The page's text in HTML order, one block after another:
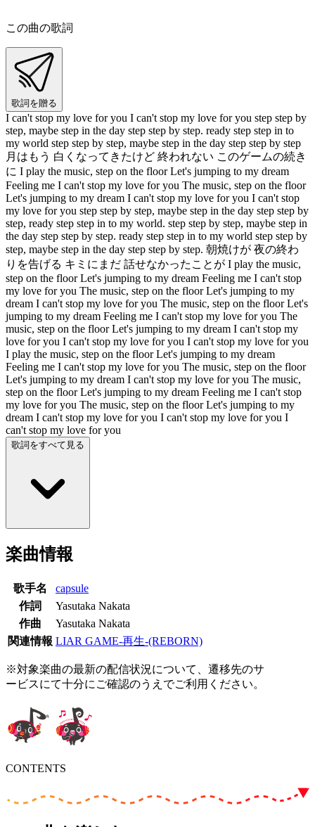
この曲の歌詞
歌詞を贈る
I can't stop my love for you I can't stop my love for you step step by
step, maybe step in the day step step by step. ready step step in to
my world step step by step, maybe step in the day step step by step
月はもう 白くなってきたけど 終われない このゲームの続き
に I play the music, step on the floor Let's jumping to my dream
Feeling me I can't stop my love for you The music, step on the floor
Let's jumping to my dream I can't stop my love for you I can't stop
my love for you step step by step, maybe step in the day step step by
step, ready step step in to my world. step step by step, maybe step in
the day step step by step. ready step step in to my world step step by
step, maybe step in the day step step by step. 朝焼けが 夜の終わ
りを告げる キミにまだ 話せなかったことが I play the music,
step on the floor Let's jumping to my dream Feeling me I can't stop
my love for you The music, step on the floor Let's jumping to my
dream I can't stop my love for you The music, step on the floor Let's
jumping to my dream Feeling me I can't stop my love for you The
music, step on the floor Let's jumping to my dream I can't stop my
love for you I can't stop my love for you I can't stop my love for you
I play the music, step on the floor Let's jumping to my dream
Feeling me I can't stop my love for you The music, step on the floor
Let's jumping to my dream I can't stop my love for you The music,
step on the floor Let's jumping to my dream Feeling me I can't stop
my love for you The music, step on the floor Let's jumping to my
dream I can't stop my love for you I can't stop my love for you I
can't stop my love for you
歌詞をすべて見る
楽曲情報
歌手名
capsule
作詞
Yasutaka Nakata
作曲
Yasutaka Nakata
関連情報 LIAR GAME-再生-(REBORN)
※対象楽曲の最新の配信状況について、遷移先のサ
ービスにて十分にご確認のうえでご利用ください。
CONTENTS